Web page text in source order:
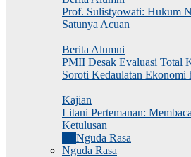
Prof. Sulistyowati: Hukum
Satunya Acuan
Berita Alumni
PMII Desak Evaluasi Total
Soroti Kedaulatan Ekonomi
Kajian
Litani Pertemanan:
Ketulusan
Nguda Rasa
Nguda Rasa